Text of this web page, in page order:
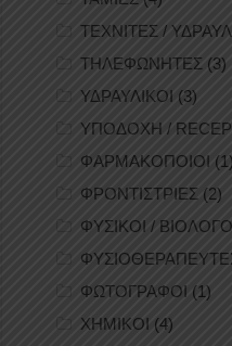
ΤΕΧΝΙΤΕΣ /
ΤΗΛΕΦΩΝΗΤΕΣ (3)
ΥΔΡΑΥΛΙΚΟΙ (3)
ΥΠΟΔΟΧΗ /
ΦΑΡΜΑΚΟΠΟΙΟΙ (1)
ΦΡΟΝΤΙΣΤΡΙΕΣ (2)
ΦΥΣΙΚΟΙ /
ΦΩΤΟΓΡΑΦΟΙ (1)
ΧΗΜΙΚΟΙ (4)